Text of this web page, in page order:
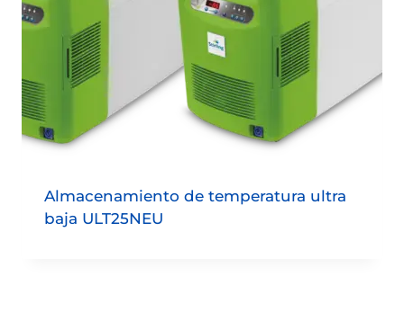
Almacenamiento de temperatura ultra
baja ULT25NEU